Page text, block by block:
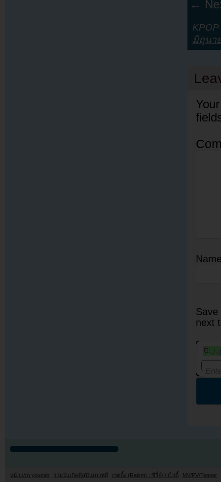
←
มิถุนา
next
หน้าแรก youzab รวมวันเกิดศิลปินเกาหลี เรตติ้ง (Rating) : ซีรี่ย์/วาไรตี้
MV/PV/Teaser